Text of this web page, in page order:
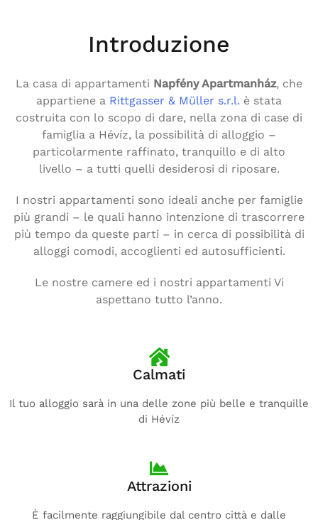
Introduzione
La casa di appartamenti Napfény Apartmanház, che
appartiene a Rittgasser & Müller s.r.l. è stata
costruita con lo scopo di dare, nella zona di case di
famiglia a Hévíz, la possibilità di alloggio –
particolarmente raffinato, tranquillo e di alto
livello – a tutti quelli desiderosi di riposare.
I nostri appartamenti sono ideali anche per famiglie
più grandi – le quali hanno intenzione di trascorrere
più tempo da queste parti – in cerca di possibilità di
alloggi comodi, accoglienti ed autosufficienti.
Le nostre camere ed i nostri appartamenti Vi
aspettano tutto l’anno.
Calmati
Il tuo alloggio sarà in una delle zone più belle e tranquille
di Hévíz
Attrazioni
È facilmente raggiungibile dal centro città e dalle